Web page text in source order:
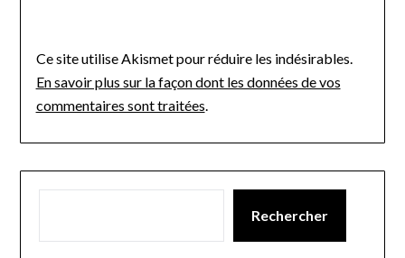
Ce site utilise Akismet pour réduire les indésirables.
En savoir plus sur la façon dont les données de vos
commentaires sont traitées.
Rechercher